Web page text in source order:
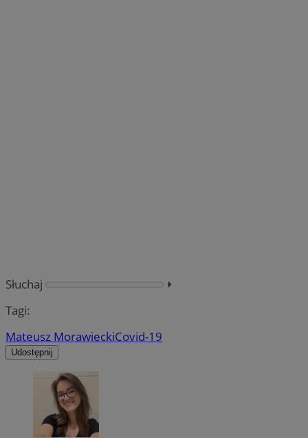
Słuchaj
⏵︎
Tagi:
Mateusz MorawieckiCovid-19
Udostępnij